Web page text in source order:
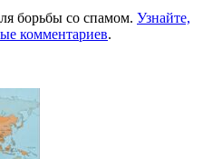
борьбы со спамом. Узнайте,
комментариев.